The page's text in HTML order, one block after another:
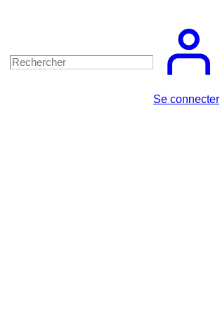
Rechercher
Se connecter